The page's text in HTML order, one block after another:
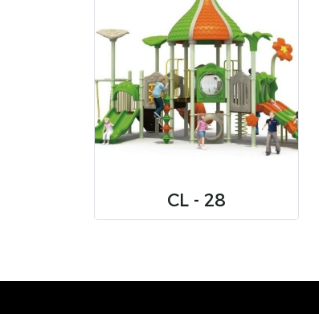
CL - 28